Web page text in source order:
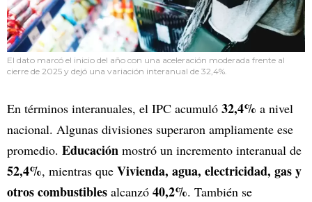
El dato marcó el inicio del año con una aceleración moderada frente al
cierre de 2025 y dejó una variación interanual de 32,4%.
En términos interanuales, el IPC acumuló 32,4% a nivel
nacional. Algunas divisiones superaron ampliamente ese
promedio. Educación mostró un incremento interanual de
52,4%, mientras que Vivienda, agua, electricidad, gas y
otros combustibles alcanzó 40,2%. También se